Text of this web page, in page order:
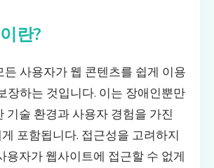
란?
든 사용자가 웹 콘텐츠를 쉽게 이용
장하는 것입니다. 이는 장애인뿐만
기술 환경과 사용자 경험을 가진
포함됩니다. 접근성을 고려하지
용자가 웹사이트에 접근할 수 없게